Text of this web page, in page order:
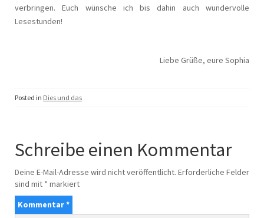
verbringen. Euch wünsche ich bis dahin auch wundervolle
Lesestunden!
Liebe Grüße, eure Sophia
Posted in Dies und das
Schreibe einen Kommentar
Deine E-Mail-Adresse wird nicht veröffentlicht. Erforderliche Felder
sind mit * markiert
Kommentar*